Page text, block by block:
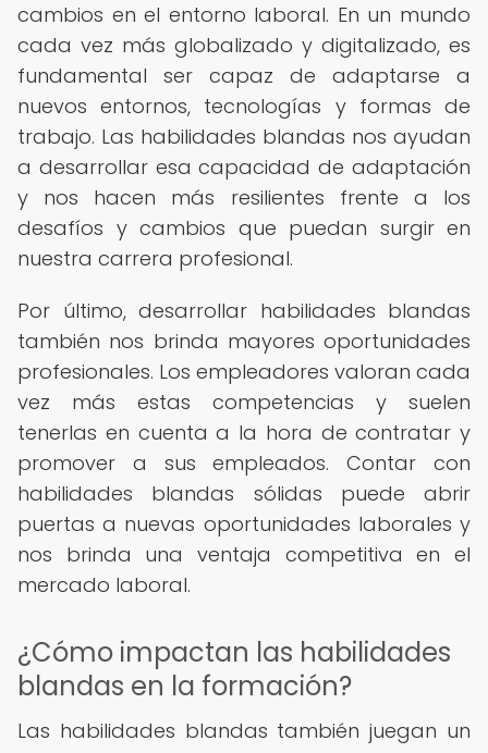
cambios en el entorno laboral. En un mundo
cada vez más globalizado y digitalizado, es
fundamental ser capaz de adaptarse a
nuevos entornos, tecnologías y formas de
trabajo. Las habilidades blandas nos ayudan
a desarrollar esa capacidad de adaptación
y nos hacen más resilientes frente a los
desafíos y cambios que puedan surgir en
nuestra carrera profesional.
Por último, desarrollar habilidades blandas
también nos brinda mayores oportunidades
profesionales. Los empleadores valoran cada
vez más estas competencias y suelen
tenerlas en cuenta a la hora de contratar y
promover a sus empleados. Contar con
habilidades blandas sólidas puede abrir
puertas a nuevas oportunidades laborales y
nos brinda una ventaja competitiva en el
mercado laboral.
¿Cómo impactan las habilidades
blandas en la formación?
Las habilidades blandas también juegan un